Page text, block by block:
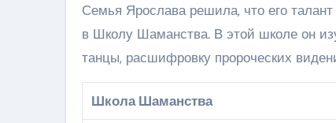
Семья Ярослава решила, что его
в Школу Шаманства. В этой школе он
танцы, расшифровку пророческих
Школа Шаманства